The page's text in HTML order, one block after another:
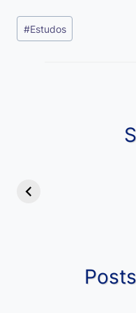
Tags
do
#Estudos
Diferença e